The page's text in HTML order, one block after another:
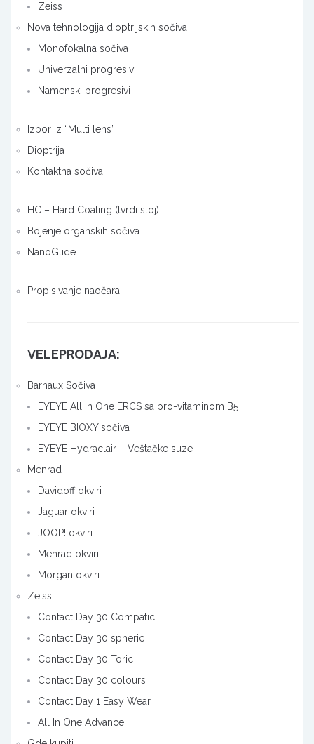
Zeiss
Nova tehnologija dioptrijskih sočiva
Monofokalna sočiva
Univerzalni progresivi
Namenski progresivi
Izbor iz “Multi lens”
Dioptrija
Kontaktna sočiva
HC – Hard Coating (tvrdi sloj)
Bojenje organskih sočiva
NanoGlide
Propisivanje naočara
VELEPRODAJA:
Barnaux Sočiva
EYEYE All in One ERCS sa pro-vitaminom B5
EYEYE BIOXY sočiva
EYEYE Hydraclair – Veštačke suze
Menrad
Davidoff okviri
Jaguar okviri
JOOP! okviri
Menrad okviri
Morgan okviri
Zeiss
Contact Day 30 Compatic
Contact Day 30 spheric
Contact Day 30 Toric
Contact Day 30 colours
Contact Day 1 Easy Wear
All In One Advance